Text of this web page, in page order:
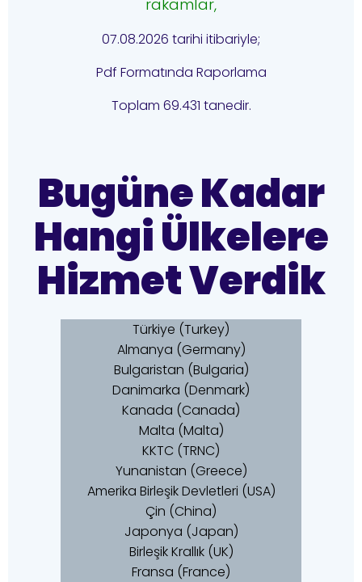
rakamlar,
07.08.2026 tarihi itibariyle;
Pdf Formatında Raporlama
Toplam 69.431 tanedir.
Bugüne Kadar
Hangi Ülkelere
Hizmet Verdik
Türkiye (Turkey)
Almanya (Germany)
Bulgaristan (Bulgaria)
Danimarka (Denmark)
Kanada (Canada)
Malta (Malta)
KKTC (TRNC)
Yunanistan (Greece)
Amerika Birleşik Devletleri (USA)
Çin (China)
Japonya (Japan)
Birleşik Krallık (UK)
Fransa (France)